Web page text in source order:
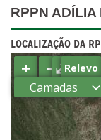
RPPN
LOCALIZAÇÃO DA
+ −⤢Relevo
Camadas
Estados
Municípios